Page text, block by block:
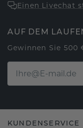
Einen Livechat
AUF DEM
Gewinnen Sie 500
KUNDENSERVICE